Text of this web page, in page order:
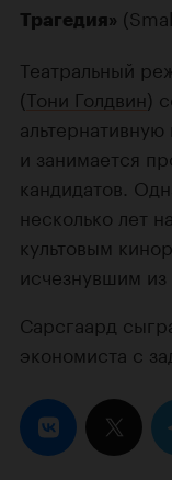
Трагедия»
Театральный
(Тони Голдвин)
и занимается
кандидатов.
несколько лет
культовым
исчезнувшим из
Сарсгаард
экономиста с